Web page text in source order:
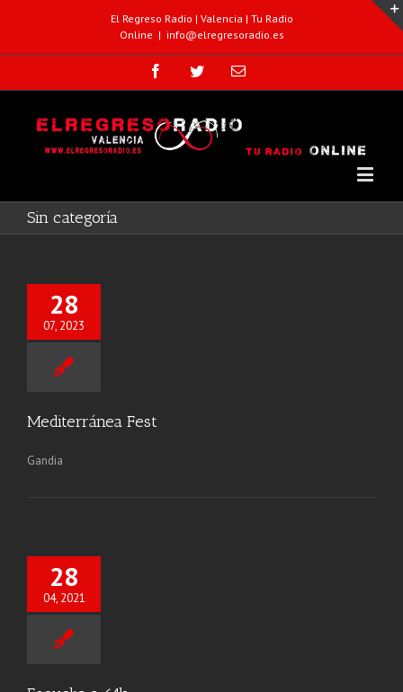
El Regreso Radio | Valencia | Tu Radio
Online | info@elregresoradio.es
Sin categoría
28
07, 2023
Mediterránea Fest
Gandia
28
04, 2021